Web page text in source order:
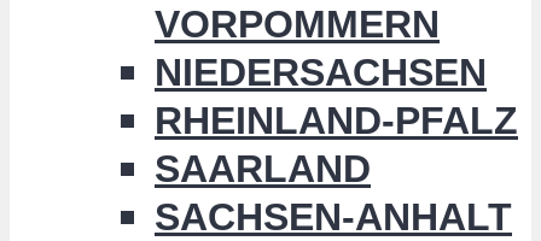
VORPOMMERN
NIEDERSACHSEN
RHEINLAND-PFALZ
SAARLAND
SACHSEN-ANHALT